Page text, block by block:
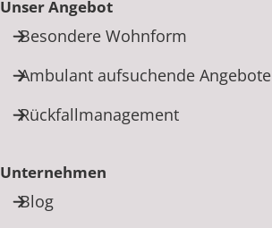
Unser Angebot
Besondere Wohnform
Ambulant aufsuchende Angebote
Rückfallmanagement
Unternehmen
Blog